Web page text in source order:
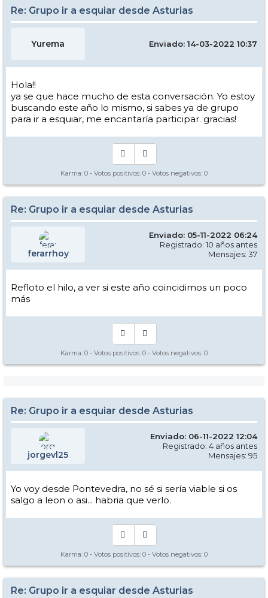
Re: Grupo ir a esquiar desde Asturias
Yurema Enviado: 14-03-2022 10:37
Hola!!
ya se que hace mucho de esta conversación. Yo estoy
buscando este año lo mismo, si sabes ya de grupo
para ir a esquiar, me encantaría participar. gracias!
Karma: 0 - Votos positivos: 0 - Votos negativos: 0
Re: Grupo ir a esquiar desde Asturias
ferarrhoy
Enviado: 05-11-2022 06:24
Registrado: 10 años antes
Mensajes: 37
Refloto el hilo, a ver si este año coincidimos un poco
más
Karma: 0 - Votos positivos: 0 - Votos negativos: 0
Re: Grupo ir a esquiar desde Asturias
jorgevl25
Enviado: 06-11-2022 12:04
Registrado: 4 años antes
Mensajes: 95
Yo voy desde Pontevedra, no sé si sería viable si os
salgo a leon o asi... habria que verlo.
Karma: 0 - Votos positivos: 0 - Votos negativos: 0
Re: Grupo ir a esquiar desde Asturias